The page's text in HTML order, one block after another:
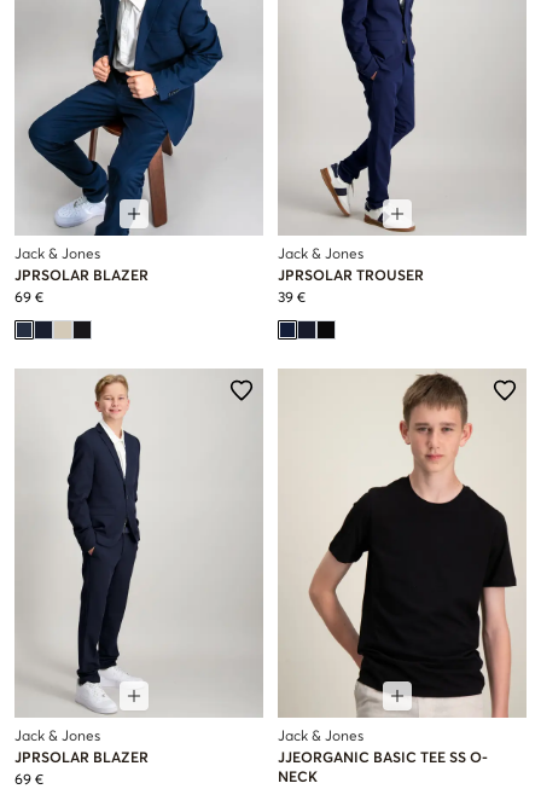
Jack & Jones
JPRSOLAR BLAZER
69 €
Jack & Jones
JPRSOLAR TROUSER
39 €
Jack & Jones
JPRSOLAR BLAZER
69 €
Jack & Jones
JJEORGANIC BASIC TEE SS O-
NECK